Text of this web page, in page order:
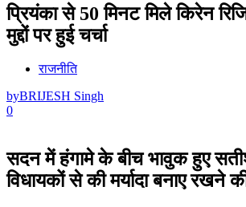
प्रियंका से 50 मिनट मिले किरेन
मुद्दों पर हुई चर्चा
राजनीति
byBRIJESH Singh
0
सदन में हंगामे के बीच भावुक हुए
विधायकों से की मर्यादा बनाए रखने